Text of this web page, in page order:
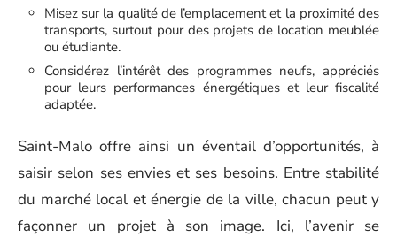
Misez sur la qualité de l’emplacement et la proximité des
transports, surtout pour des projets de location meublée
ou étudiante.
Considérez l’intérêt des programmes neufs, appréciés
pour leurs performances énergétiques et leur fiscalité
adaptée.
Saint-Malo offre ainsi un éventail d’opportunités, à
saisir selon ses envies et ses besoins. Entre stabilité
du marché local et énergie de la ville, chacun peut y
façonner un projet à son image. Ici, l’avenir se